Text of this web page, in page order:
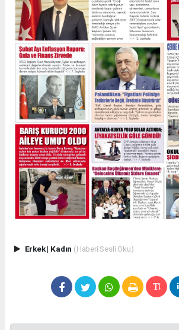
Erkek| Kadın (Haberi Sesli Oku)